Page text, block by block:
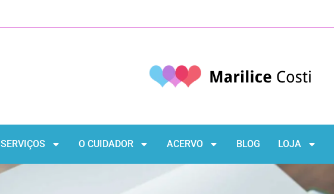
SERVIÇOS O CUIDADOR ACERVO BLOG LOJA